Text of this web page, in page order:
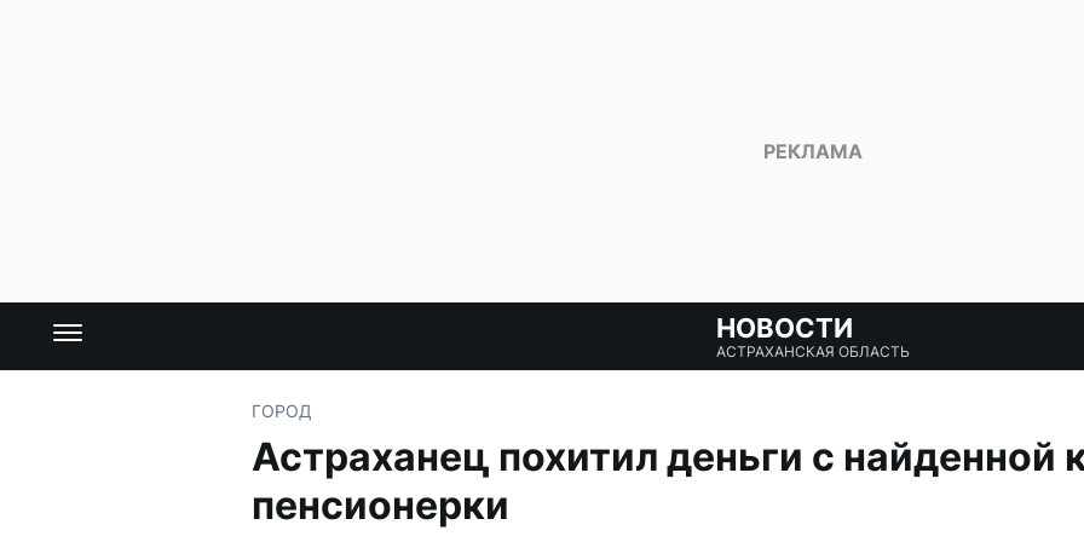
НОВОСТИ
АСТРАХАНСКАЯ ОБЛАСТЬ
ГОРОД
Астраханец похитил деньги с найденной
пенсионерки